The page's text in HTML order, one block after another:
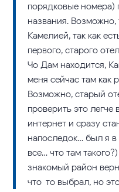
порядковые номера)
названия.
Камелией, так как
первого, старого
Чо Дам находится,
меня сейчас там как
Возможно, старый
проверить это легче
интернет и сразу
напоследок… был я
все… что там
знакомый район
что-то выбрал, но